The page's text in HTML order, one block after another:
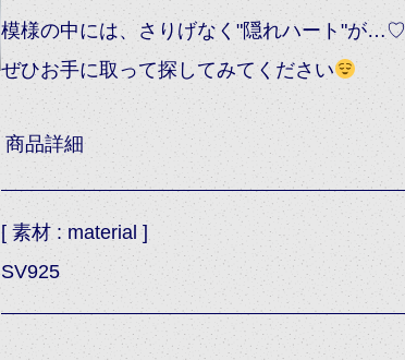
模様の中には、さりげなく"隠れハート"が…♡
ぜひお手に取って探してみてください
商品詳細
[ 素材 : material ]
SV925